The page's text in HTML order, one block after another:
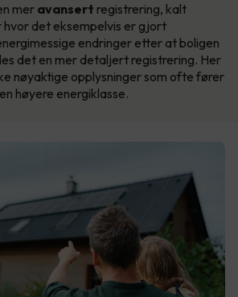
mer avansert registrering, kalt
det eksempelvis er gjort
endringer etter at boligen
det en mer detaljert registrering. Her
nøyaktige opplysninger som ofte fører
høyere energiklasse.